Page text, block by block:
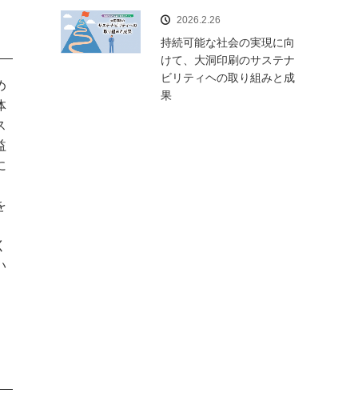
2026.2.26
持続可能な社会の実現に向
けて、大洞印刷のサステナ
ビリティヘの取り組みと成
果